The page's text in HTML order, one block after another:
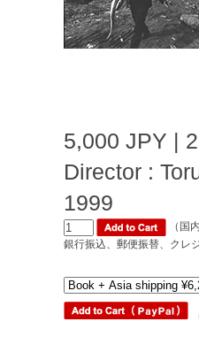
5,000 JPY |
Director :
1999
（国
銀行振込、郵便振替、クレ